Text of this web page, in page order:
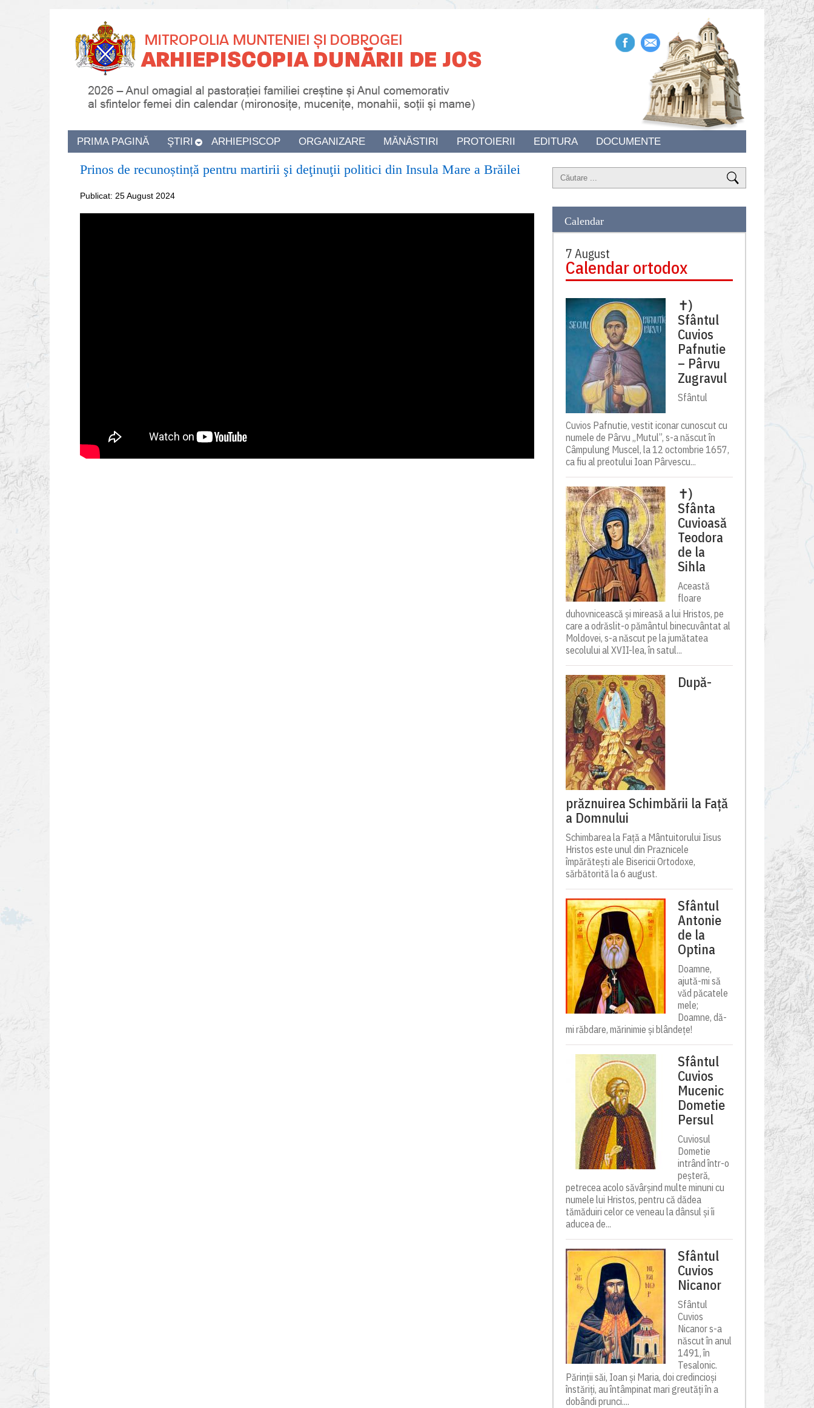
PRIMA PAGINĂ ŞTIRI ARHIEPISCOP ORGANIZARE MĂNĂSTIRI PROTOIERII EDITURA DOCUMENTE
Prinos de recunoștință pentru martirii şi deţinuţii politici din Insula Mare a Brăilei
Publicat: 25 August 2024
Calendar
7 August
Calendar ortodox
✝)
Sfântul
Cuvios
Pafnutie
– Pârvu
Zugravul
Sfântul
Cuvios Pafnutie, vestit iconar cunoscut cu
numele de Pârvu „Mutul”, s-a născut în
Câmpulung Muscel, la 12 octombrie 1657,
ca fiu al preotului Ioan Pârvescu...
✝)
Sfânta
Cuvioasă
Teodora
de la
Sihla
Această
floare
duhovnicească și mireasă a lui Hristos, pe
care a odrăslit-o pământul binecuvântat al
Moldovei, s-a născut pe la jumătatea
secolului al XVII-lea, în satul...
După-
prăznuirea Schimbării la Față
a Domnului
Schimbarea la Față a Mântuitorului Iisus
Hristos este unul din Praznicele
împărătești ale Bisericii Ortodoxe,
sărbătorită la 6 august.
Sfântul
Antonie
de la
Optina
Doamne,
ajută-mi să
văd păcatele
mele;
Doamne, dă-
mi răbdare, mărinimie şi blândeţe!
Sfântul
Cuvios
Mucenic
Dometie
Persul
Cuviosul
Dometie
intrând într-o
peșteră,
petrecea acolo săvârșind multe minuni cu
numele lui Hristos, pentru că dădea
tămăduiri celor ce veneau la dânsul și îi
aducea de...
Sfântul
Cuvios
Nicanor
Sfântul
Cuvios
Nicanor s-a
născut în anul
1491, în
Tesalonic.
Părinții săi, Ioan și Maria, doi credincioși
înstăriți, au întâmpinat mari greutăți în a
dobândi prunci....